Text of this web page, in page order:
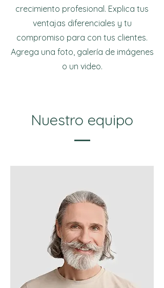
crecimiento profesional. Explica tus
ventajas diferenciales y tu
compromiso para con tus clientes.
Agrega una foto, galería de imágenes
o un video.
Nuestro equipo